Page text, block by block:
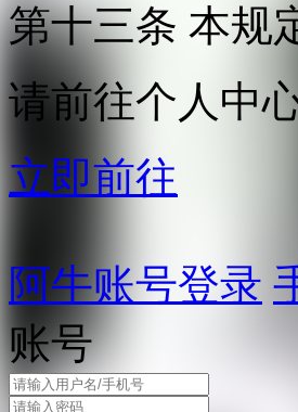
第十三条 本规
请前往个人中
立即前往
阿牛账号登录
账号